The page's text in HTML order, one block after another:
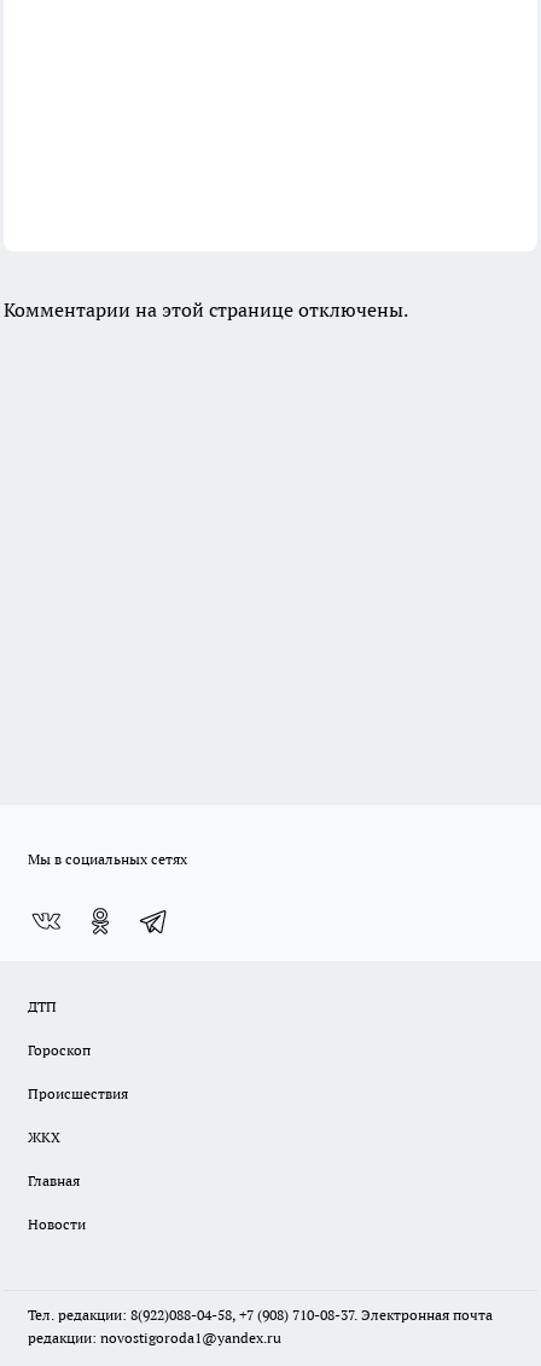
Комментарии на этой странице отключены.
Мы в социальных сетях
ДТП
Гороскоп
Происшествия
ЖКХ
Главная
Новости
Тел. редакции: 8(922)088-04-58, +7 (908) 710-08-37. Электронная почта
редакции: novostigoroda1@yandex.ru